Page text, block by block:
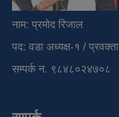
नाम: प्रमोद
पद: वडा अध्यक्ष-१
सम्पर्क न. ९८४८०२४७०८